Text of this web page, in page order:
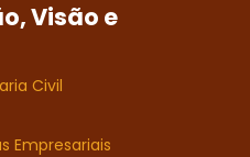
Visão e
Civil
Empresariais